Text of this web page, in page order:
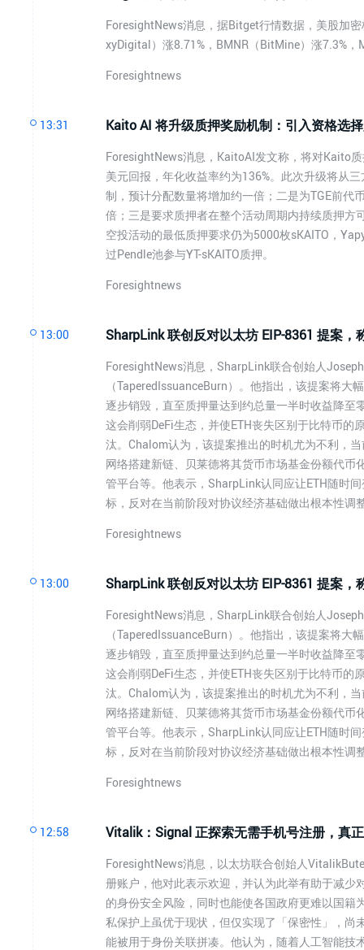
ForesightNews消息，据Bitget行情数据，美股加
xyDigital）涨8.71%，BMNR（BitMine）涨7.3%，
Foresightnews
13:31 Kaito AI 将升级质押奖励机制：引入资格选
ForesightNews消息，KaitoAI发文称，将对Kaito
美元回报，年化收益率约为136%。此次升级将从
制，预计分配数量将增加约一倍；二是为TGE前
倍；三是要求质押者在整个活动周期内持续质押
空投活动的最低质押要求仍为5000枚sKAITO，
过Pendle池参与YT-sKAITO质押。
Foresightnews
13:00 SharpLink 联创反对以太坊 EIP-8361 提案，
ForesightNews消息，SharpLink联合创始人
（TaperedIssuanceBurn）。他指出，该提案将
逐步销毁，直至质押量达到约总量一半时收益降至
这会削弱DeFi生态，并使ETH丧失区别于比特币
汰。Chalom认为，该提案推出的时机尤为不利，
网络搭建新链、贝莱德将其货币市场基金份额代
管平台等。他表示，SharpLink认同应让ETH随时
标，反对在当前阶段对协议经济基础做出根本性调
Foresightnews
13:00 SharpLink 联创反对以太坊 EIP-8361 提案，
ForesightNews消息，SharpLink联合创始人
（TaperedIssuanceBurn）。他指出，该提案将
逐步销毁，直至质押量达到约总量一半时收益降至
这会削弱DeFi生态，并使ETH丧失区别于比特币
汰。Chalom认为，该提案推出的时机尤为不利，
网络搭建新链、贝莱德将其货币市场基金份额代
管平台等。他表示，SharpLink认同应让ETH随时
标，反对在当前阶段对协议经济基础做出根本性调
Foresightnews
12:58 Vitalik：Signal 正探索无需手机号注册，真
ForesightNews消息，以太坊联合创始人
册账户，他对此表示欢迎，并认为此举有助于减
的身份安全风险，同时也能使各国政府更难以国
私保护上虽优于现状，但仅实现了「保密性」，
能被用于身份关联拼凑。他认为，随着人工智能